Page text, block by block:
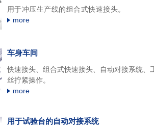
用于冲压生产线的组合式快速接头。
more
车身车间
快速接头、组合式快速接头、自动对接系统
丝拧紧操作。
more
用于试验台的自动对接系统